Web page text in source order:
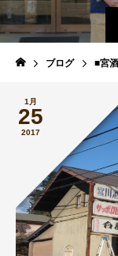
ブログ ■宮
1月
25
2017